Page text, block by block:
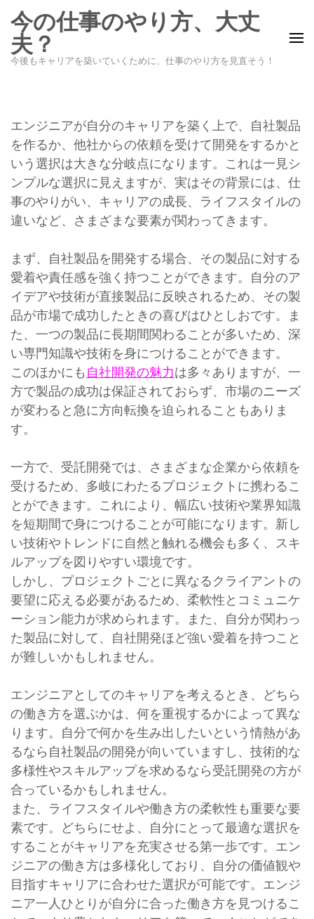
ン
ン
ッ
(Enter
を
す)
今の仕事のやり方、大丈
夫？
今後もキャリアを築いていくために、仕事のやり方を見直そう！
エンジニアが自分のキャリアを築く上で、自社製品
を作るか、他社からの依頼を受けて開発をするかと
いう選択は大きな分岐点になります。これは一見シ
ンプルな選択に見えますが、実はその背景には、仕
事のやりがい、キャリアの成長、ライフスタイルの
違いなど、さまざまな要素が関わってきます。
まず、自社製品を開発する場合、その製品に対する
愛着や責任感を強く持つことができます。自分のア
イデアや技術が直接製品に反映されるため、その製
品が市場で成功したときの喜びはひとしおです。ま
た、一つの製品に長期間関わることが多いため、深
い専門知識や技術を身につけることができます。
このほかにも 自社開発の魅力は多々ありますが、一
方で製品の成功は保証されておらず、市場のニーズ
が変わると急に方向転換を迫られることもありま
す。
一方で、受託開発では、さまざまな企業から依頼を
受けるため、多岐にわたるプロジェクトに携わるこ
とができます。これにより、幅広い技術や業界知識
を短期間で身につけることが可能になります。新し
い技術やトレンドに自然と触れる機会も多く、スキ
ルアップを図りやすい環境です。
しかし、プロジェクトごとに異なるクライアントの
要望に応える必要があるため、柔軟性とコミュニケ
ーション能力が求められます。また、自分が関わっ
た製品に対して、自社開発ほど強い愛着を持つこと
が難しいかもしれません。
エンジニアとしてのキャリアを考えるとき、どちら
の働き方を選ぶかは、何を重視するかによって異な
ります。自分で何かを生み出したいという情熱があ
るなら自社製品の開発が向いていますし、技術的な
多様性やスキルアップを求めるなら受託開発の方が
合っているかもしれません。
また、ライフスタイルや働き方の柔軟性も重要な要
素です。どちらにせよ、自分にとって最適な選択を
することがキャリアを充実させる第一歩です。エン
ジニアの働き方は多様化しており、自分の価値観や
目指すキャリアに合わせた選択が可能です。エンジ
ニア一人ひとりが自分に合った働き方を見つけるこ